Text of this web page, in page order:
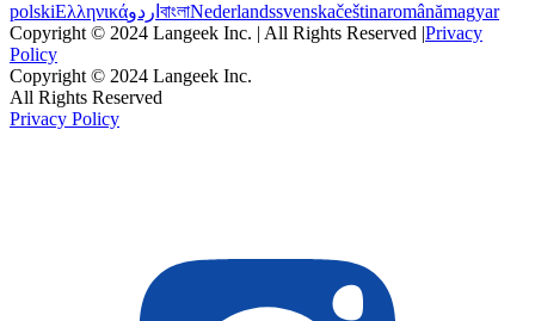
polskiΕλληνικάاردو বাংলাNederlandssvenskačeštinaromânămagyar
Copyright © 2024 Langeek Inc. | All Rights Reserved |Privacy
Policy
Copyright © 2024 Langeek Inc.
All Rights Reserved
Privacy Policy